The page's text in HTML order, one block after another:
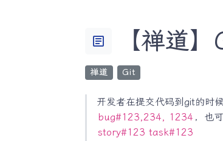
article 【禅道
禅道 Git
开发者在提交代码到git的时
bug#123,234, 1234 ，也
story#123 task#123